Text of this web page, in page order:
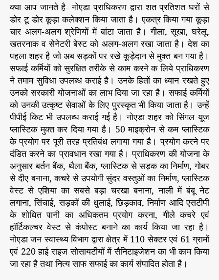
क्या आप जानते है- नोएडा प्राधिकरण द्वारा शत प्रतिशत घरों से
डोर टू डोर कूड़ा कलेक्शन किया जाता है। एकत्र किया गया कूड़ा
चार अलग-अलग श्रेणियों में बांटा जाता है। गीला, सूखा, घरेलू,
खतरनाक व सेनेटरी बेस्ट को अलग-अलग रखा जाता है। देश का
पहला शहर है जो अब सड़कों पर रखे कूड़ेदान से मुक्त बन गया है।
सफाई कर्मियों को सुरक्षित तरीके से काम करने क लिये प्राधिकरण
ने तमाम सुविधा उपलब्ध कराई है। उनके हितों का ध्यान रखते हुए
उनको सरकारी योजनाओं का लाभ दिया जा रहा है। सफाई कर्मियों
को उनकी उत्कृष्ट सेवाओं के लिए पुरस्कृत भी किया जाता है। उन्हें
पीपीई किट भी उपलब्ध कराई गई है। नोएडा शहर को सिंगल यूज
प्लास्टिक मुक्त कर दिया गया है। 50 माइक्रोन से कम प्लास्टिक
के प्रयोग पर पूरी तरह प्रतिबंध लगाया गया है। प्रयोग करने पर
दंडित करने का प्रावधान रखा गया है। प्राधिकरण की योजना के
अनुसार बर्तन बैंक, थैला बैंक, प्लास्टिक से सड़क का निर्माण, गोबर
से दीए बनाना, कचरे से उपयोगी सुंदर वस्तुओं का निर्माण, प्लास्टिक
वेस्ट से एशिया का सबसे बड़ा चरखा बनाना, नाली में बंबू नेट
लगाना, सिंचाई, सड़कों की धुलाई, छिड़काव, निर्माण आदि एसटीपी
के शोधित पानी का अधिकतम प्रयोग करना, गीले कचरे एवं
हॉर्टिकल्चर वेस्ट से कंपोस्ट बनाने का कार्य किया जा रहा है।
नोएडा जन स्वास्थ्य विभाग द्वारा क्षेत्र में 110 सेक्टर एवं 61 ग्रामों
एवं 220 हाई राइज सोसायटीयों में सैनिटाइजेशन का भी काम किया
जा रहा है तथा नित्य साफ सफाई का कार्य संपादित होता है।